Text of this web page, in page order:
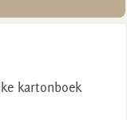
kartonboek